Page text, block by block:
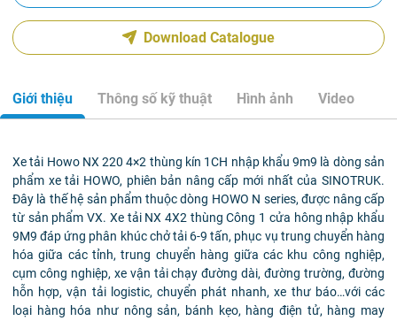
Download Catalogue
Giới thiệu Thông số kỹ thuật Hình ảnh Video
Xe tải Howo NX 220 4×2 thùng kín 1CH nhập khẩu 9m9 là dòng sản
phẩm xe tải HOWO, phiên bản nâng cấp mới nhất của SINOTRUK.
Đây là thế hệ sản phẩm thuộc dòng HOWO N series, được nâng cấp
từ sản phẩm VX. Xe tải NX 4X2 thùng Công 1 cửa hông nhập khẩu
9M9 đáp ứng phân khúc chở tải 6-9 tấn, phục vụ trung chuyển hàng
hóa giữa các tỉnh, trung chuyển hàng giữa các khu công nghiệp,
cụm công nghiệp, xe vận tải chạy đường dài, đường trường, đường
hỗn hợp, vận tải logistic, chuyển phát nhanh, xe thư báo…với các
loại hàng hóa như nông sản, bánh kẹo, hàng điện tử, hàng may